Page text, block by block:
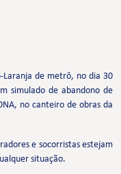
Laranja de metrô, no dia 30
simulado de abandono de
no canteiro de obras da
e socorristas estejam
situação.